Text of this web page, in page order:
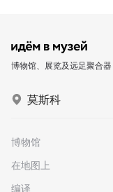
博物馆、展览及远足聚合器
莫斯科
博物馆
在地图上
编译